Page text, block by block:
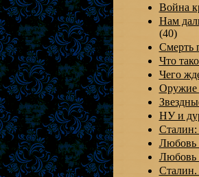
Война
Нам
(40)
Смерть
Что
Чего
Оружие
НУ и
Любовь
Любовь
Сталин.